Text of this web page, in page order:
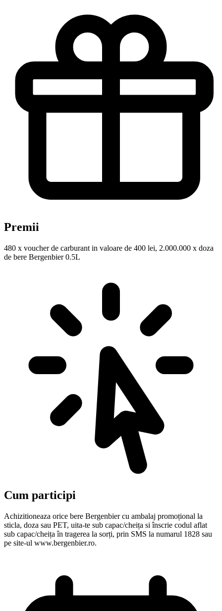
Premii
480 x voucher de carburant in valoare de 400 lei, 2.000.000 x doza
de bere Bergenbier 0.5L
Cum participi
Achizitioneaza orice bere Bergenbier cu ambalaj promoțional la
sticla, doza sau PET, uita-te sub capac/cheița si înscrie codul aflat
sub capac/cheița în tragerea la sorți, prin SMS la numarul 1828 sau
pe site-ul www.bergenbier.ro.